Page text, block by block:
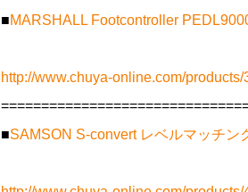
■MARSHALL Footcontroller
http://www.chuya-online.com/products/
■SAMSON S-convert レベルマッチン